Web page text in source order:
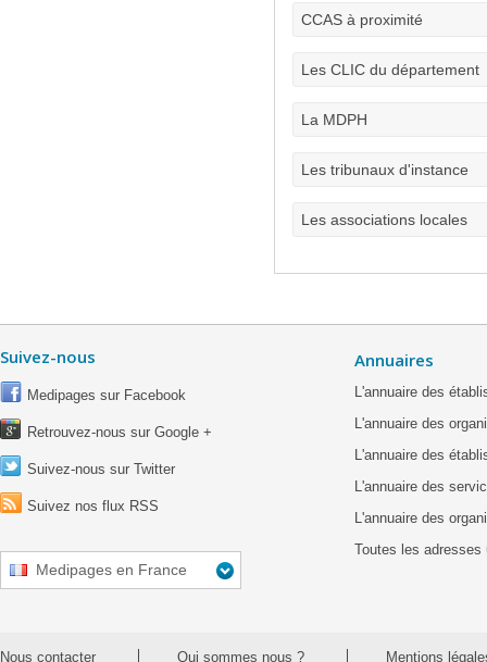
CCAS à proximité
Les CLIC du département
La MDPH
Les tribunaux d'instance
Les associations locales
Suivez-nous
Medipages sur Facebook
Retrouvez-nous sur Google +
Suivez-nous sur Twitter
Suivez nos flux RSS
Medipages en France
Annuaires
L'annuaire des
L'annuaire des
L'annuaire des
L'annuaire des
L'annuaire des
Toutes les adresses
Nous contacter Qui sommes nous ? Mentions